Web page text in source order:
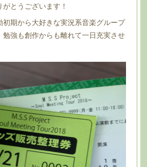
とうございます！
初期から大好きな実況系音楽グループ
強も創作からも離れて一日充実させ